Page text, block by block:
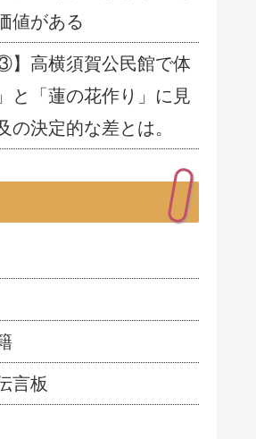
値がある
】高横須賀公民館で体
と「蓮の花作り」に見
の決定的な差とは。
言板